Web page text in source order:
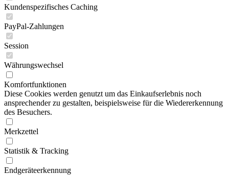
Kundenspezifisches Caching
PayPal-Zahlungen
Session
Währungswechsel
Komfortfunktionen
Diese Cookies werden genutzt um das Einkaufserlebnis noch
ansprechender zu gestalten, beispielsweise für die Wiedererkennung
des Besuchers.
Merkzettel
Statistik & Tracking
Endgeräteerkennung